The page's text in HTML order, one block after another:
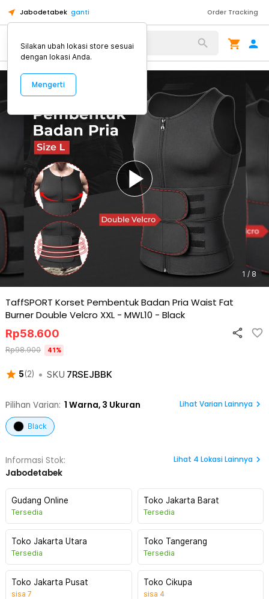
Jabodetabek ganti Order Tracking
Alat Kopi
1 / 8
TaffSPORT Korset Pembentuk Badan Pria Waist Fat
Burner Double Velcro XXL - MWL10 - Black
5(2) • SKU 7RSEJBBK
Rp58.600
Rp98.900 41%
Pilihan Varian: 1 Warna, 3 Ukuran Lihat Varian Lainnya
Black
Informasi Stok:
Jabodetabek
Lihat 4 Lokasi Lainnya
Gudang Online
Tersedia
Toko Jakarta Barat
Tersedia
Toko Jakarta Utara
Tersedia
Toko Tangerang
Tersedia
Toko Jakarta Pusat
sisa 7
Toko Cikupa
sisa 4
Silakan ubah lokasi store sesuai
dengan lokasi Anda.
Mengerti